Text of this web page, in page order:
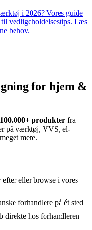
i 2026? Vores guide
vedligeholdelsestips. Læs
behov.
for hjem &
100.000+ produkter fra
på værktøj, VVS, el-
mere.
efter eller browse i vores
forhandlere på ét sted
direkte hos forhandleren